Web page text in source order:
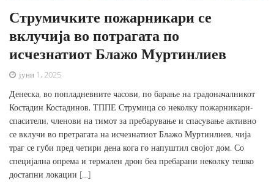
Струмичките пожарникари се
вклучија во потрагата по
исчезнатиот Блажо Муртинлиев
јуни 1, 2025
Денеска, во попладневните часови, по барање на градоначалникот
Костадин Костадинов, ТППЕ Струмица со неколку пожарникари-
спасители, членови на тимот за пребарување и спасување активно
се вклучи во претрагата на исчезнатиот Блажо Муртинлиев, чија
траг се губи пред четири дена кога го напуштил својот дом. Со
специјална опрема и термален дрон беа пребарани неколку тешко
достапни локации […]